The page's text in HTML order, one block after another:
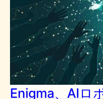
Enigma、AIロ